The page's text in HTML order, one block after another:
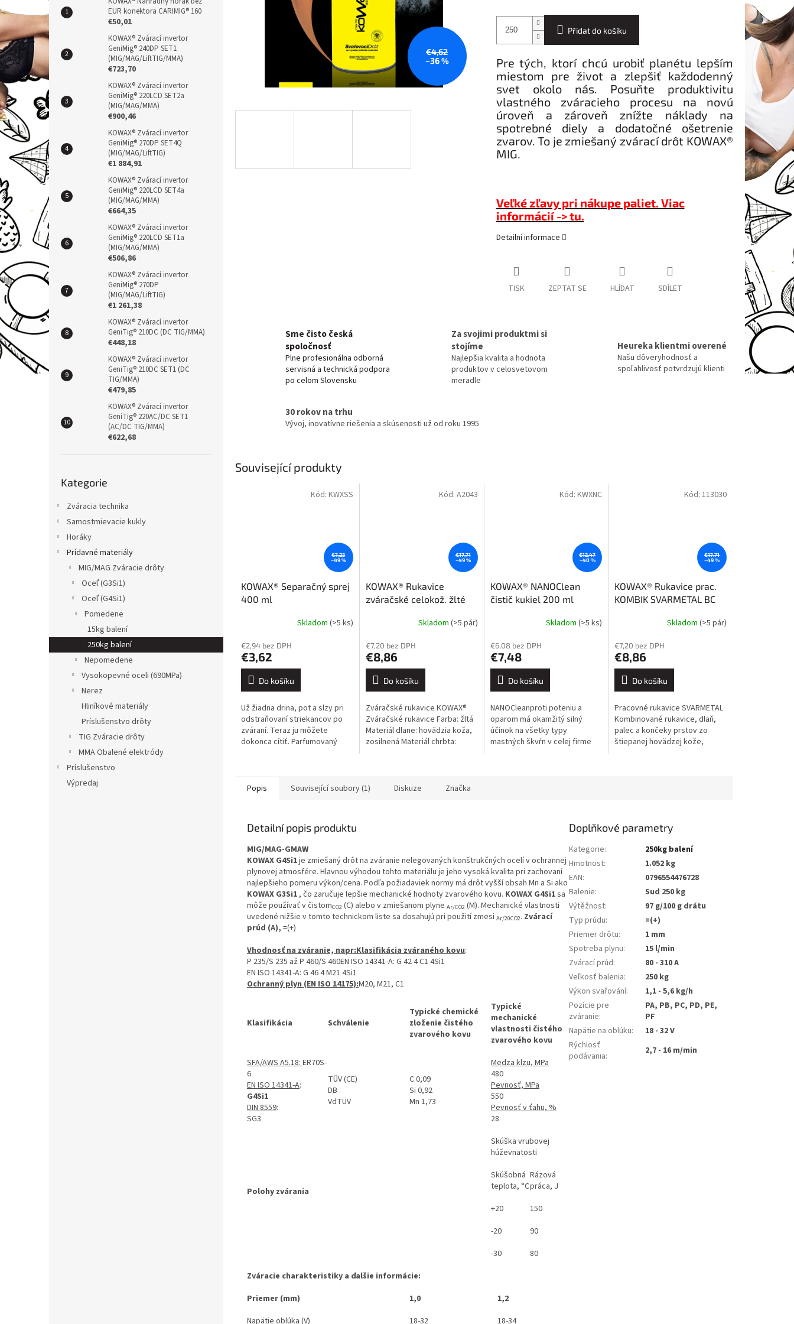
n
e
l
EUR konektora CARIMIG® 160
€50,01
KOWAX® Zvárací invertor
GeniMig® 240DP SET1
(MIG/MAG/LiftTIG/MMA)
€723,70
KOWAX® Zvárací invertor
GeniMig® 220LCD SET2a
(MIG/MAG/MMA)
€900,46
KOWAX® Zvárací invertor
GeniMig® 270DP SET4Q
(MIG/MAG/LiftTIG)
€1 884,91
KOWAX® Zvárací invertor
GeniMig® 220LCD SET4a
(MIG/MAG/MMA)
€664,35
KOWAX® Zvárací invertor
GeniMig® 220LCD SET1a
(MIG/MAG/MMA)
€506,86
KOWAX® Zvárací invertor
GeniMig® 270DP
(MIG/MAG/LiftTIG)
€1 261,38
KOWAX® Zvárací invertor
GeniTig® 210DC (DC TIG/MMA)
€448,18
KOWAX® Zvárací invertor
GeniTig® 210DC SET1 (DC
TIG/MMA)
€479,85
KOWAX® Zvárací invertor
GeniTig® 220AC/DC SET1
(AC/DC TIG/MMA)
€622,68
kategorie
Kategorie
Zváracia technika
Samostmievacie kukly
Horáky
Prídavné materiály
MIG/MAG Zváracie drôty
Oceľ (G3Si1)
Oceľ (G4Si1)
Pomedene
15kg balení
250kg balení
Nepomedene
Vysokopevné oceli (690MPa)
Nerez
Hliníkové materiály
Príslušenstvo drôty
TIG Zváracie drôty
MMA Obalené elektródy
Príslušenstvo
Výpredaj
€4,62
–36 %
Přidat do košíku
Pre tých, ktorí chcú urobiť planétu lepším
miestom pre život a zlepšiť každodenný
svet okolo nás. Posuňte produktivitu
vlastného zváracieho procesu na novú
úroveň a zároveň znížte náklady na
spotrebné diely a dodatočné ošetrenie
zvarov. To je zmiešaný zvárací drôt KOWAX®
MIG.
Veľké zľavy pri nákupe paliet. Viac
informácií -> tu.
Detailní informace
TISK ZEPTAT SE HLÍDAT SDÍLET
Sme čisto česká
spoločnosť
Plne profesionálna odborná
servisná a technická podpora
po celom Slovensku
Za svojimi produktmi si
stojíme
Najlepšia kvalita a hodnota
produktov v celosvetovom
meradle
Heureka klientmi overené
Našu dôveryhodnosť a
spoľahlivosť potvrdzujú klienti
30 rokov na trhu
Vývoj, inovatívne riešenia a skúsenosti už od roku 1995
Související produkty
€7,23
–49 %
KOWAX® Separačný sprej
400 ml
Skladom (>5 ks)
€2,94 bez DPH
€3,62
Do košíku
Už žiadna drina, pot a slzy pri
odstraňovaní striekancov po
zváraní. Teraz ju môžete
dokonca cítiť. Parfumovaný
Kód: KWXSS
€17,71
–49 %
KOWAX® Rukavice
zváračské celokož. žlté
produktu
je
4,0
5
hvězdiček.
Skladom (>5 pár)
€7,20 bez DPH
€8,86
Do košíku
Zváračské rukavice KOWAX®
Zváračské rukavice Farba: žltá
Materiál dlane: hovädzia koža,
zosilnená Materiál chrbta:
Kód: A2043
€12,47
–40 %
KOWAX® NANOClean
čistič kukiel 200 ml
Skladom(>5 ks)
€6,08 bez DPH
€7,48
Do košíku
NANOCleanproti poteniu a
oparom má okamžitý silný
účinok na všetky typy
mastných škvŕn v celej firme
Kód:KWXNC
€17,71
–49 %
KOWAX® Rukavice prac.
KOMBIK SVARMETAL BC
Skladom (>5 pár)
€7,20 bez DPH
€8,86
Do košíku
Pracovné rukavice SVARMETAL
Kombinované rukavice, dlaň,
palec a končeky prstov zo
štiepanej hovädzej kože,
Kód: 113030
Popis Související soubory (1) Diskuze Značka
Detailní popis produktu
MIG/MAG-GMAW
KOWAX G4Si1je zmiešaný drôt na zváranie nelegovaných konštrukčných ocelí v ochrannej
plynovej atmosfére. Hlavnou výhodou tohto materiálu je jeho vysoká kvalita pri zachovaní
najlepšieho pomeru výkon/cena. Podľa požiadaviek normy má drôt vyšší obsah Mn a Si ako
KOWAX G3Si1 , čo zaručuje lepšie mechanické hodnoty zvarového kovu. KOWAX G4Si1sa
môže používať v čistomCO2 (C) alebo v zmiešanom plyne Ar/CO2 (M). Mechanické vlastnosti
uvedené nižšie v tomto technickom liste sa dosahujú pri použití zmesi Ar/20CO2. Zvárací
prúd (A), =(+)
Vhodnosť na zváranie, napr:Klasifikácia zváraného kovu:
P 235/S 235 až P 460/S 460EN ISO 14341-A: G 42 4 C1 4Si1
EN ISO 14341-A: G 46 4 M21 4Si1
Ochranný plyn (EN ISO 14175):M20, M21, C1
Klasifikácia Schválenie
Typické chemické
zloženie čistého
zvarového kovu
Typické
mechanické
vlastnosti čistého
zvarového kovu
SFA/AWS A5.18: ER70S-
6
EN ISO 14341-A:
G4Si1
DIN 8559:
SG3
TÜV (CE)
DB
VdTÜV
C 0,09
Si 0,92
Mn 1,73
Medza klzu, MPa
480
Pevnosť, MPa
550
Pevnosť v ťahu, %
28
Polohy zvárania
Skúška vrubovej
húževnatosti
Skúšobná
teplota, °C
Rázová
práca, J
+20
150
-20
90
-30
80
Zváracie charakteristiky a ďalšie informácie:
Priemer (mm)
1,0
1,2
Napätie oblúka (V)
18-32
18-34
Doplňkové parametry
Kategorie:
250kg balení
Hmotnost:
1.052 kg
EAN:
0796554476728
Balenie:
Sud 250 kg
Výtěžnost:
97 g/100 g drátu
Typ prúdu:
=(+)
Priemer drôtu:
1 mm
Spotreba plynu:
15 l/min
Zvárací prúd:
80 - 310 A
Veľkosť balenia:
250 kg
Výkon svařování:
1,1 - 5,6 kg/h
Pozície pre
zváranie:
PA, PB, PC, PD, PE,
PF
Napätie na oblúku:
18 - 32 V
Rýchlosť
podávania: 2,7 - 16 m/min